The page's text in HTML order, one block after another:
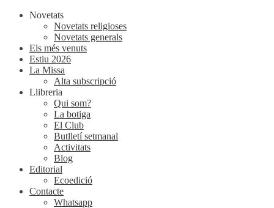
Novetats
Novetats religioses
Novetats generals
Els més venuts
Estiu 2026
La Missa
Alta subscripció
Llibreria
Qui som?
La botiga
El Club
Butlletí setmanal
Activitats
Blog
Editorial
Ecoedició
Contacte
Whatsapp